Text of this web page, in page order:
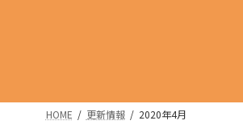
HOME 更新情報 2020年4月